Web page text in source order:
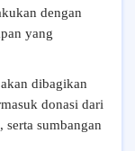
dengan
yang
dibagikan
donasi dari
sumbangan